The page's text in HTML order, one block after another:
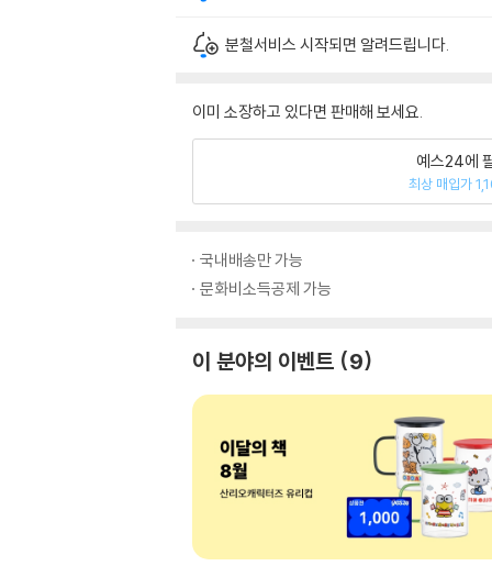
분철서비스 시작되면 알려드립니다.
이미 소장하고 있다면 판매해 보세요.
예스24에
최상 매입가
국내배송만 가능
문화비소득공제 가능
이 분야의 이벤트 9